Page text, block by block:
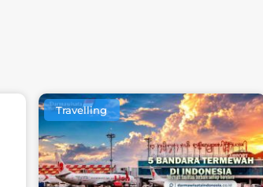
Travelling